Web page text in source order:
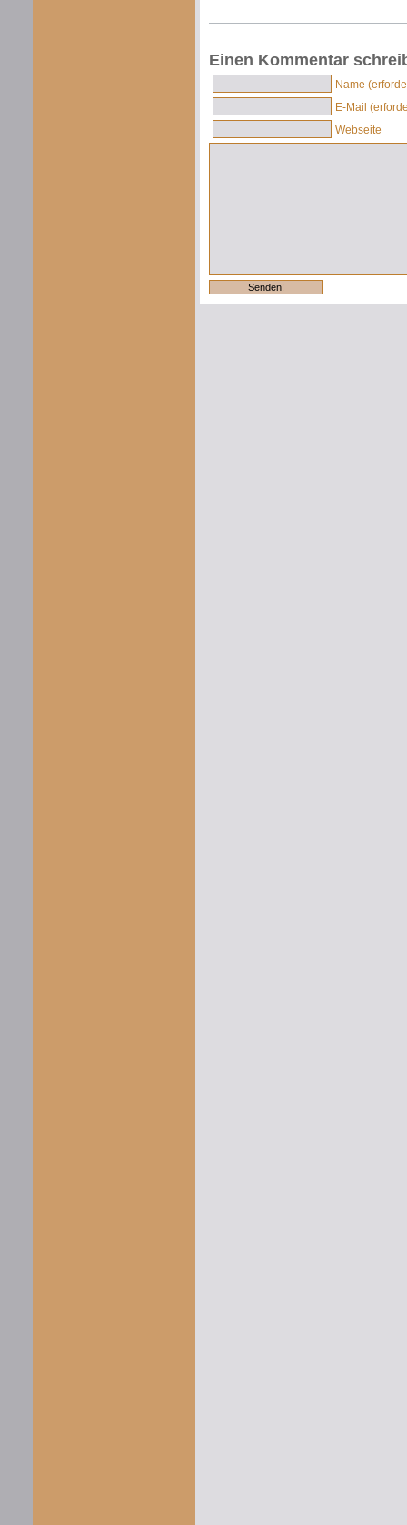
Einen Kommentar
Name
E-Mail
Webseite